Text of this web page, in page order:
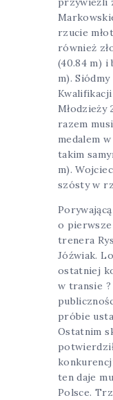
rzucie
również
(40.84 m) i
m).
Młodzieży
razem
medalem
takim
m).
szósty w
o
trenera
Jóźwiak.
ostatniej
w transie
próbie
Ostatnim
ten daje
Polsce.